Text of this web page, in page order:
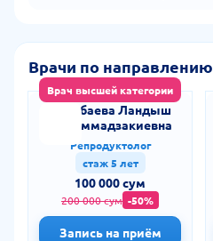
Врачи по направлению
Врач высшей категории
Исанбаева Ландыш
Мухаммадзакиевна
Репродуктолог
стаж 5 лет
100 000 сум
200 000 сум -50%
Запись на приём